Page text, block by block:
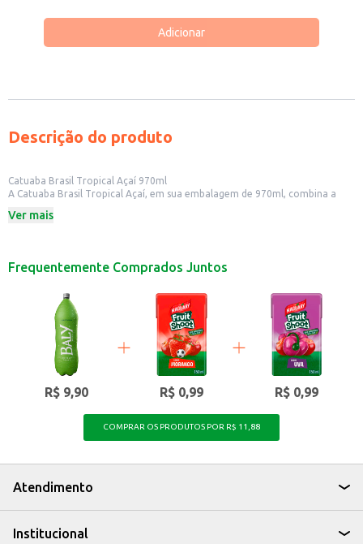
Adicionar
Descrição do produto
Catuaba Brasil Tropical Açaí 970ml
A Catuaba Brasil Tropical Açaí, em sua embalagem de 970ml, combina a
com um perfil de sabor diferenciado. Ideal para quem busca uma opção
Perfeita para ser consumida em momentos de descontração e lazer.
Uma boa opção para bares e estabelecimentos que buscam oferecer
novidades aos seus clientes.
A Catuaba Brasil Tropical Açaí 970ml é uma escolha que une tradição e
sabor, ideal para quem deseja uma bebida com personalidade e um toque
Ver mais
Frequentemente Comprados Juntos
R$ 9,90 R$ 0,99 R$ 0,99
COMPRAR OS PRODUTOS POR R$ 11,88
Atendimento
Institucional